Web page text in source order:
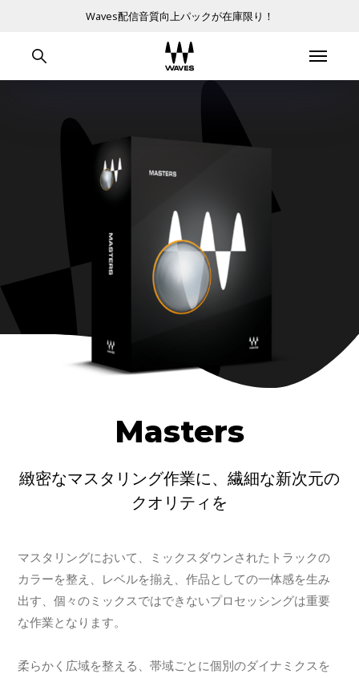
Waves配信音質向上パックが在庫限り！
Masters
緻密なマスタリング作業に、繊細な新次元の
クオリティを
マスタリングにおいて、ミックスダウンされたトラックの
カラーを整え、レベルを揃え、作品としての一体感を生み
出す、個々のミックスではできないプロセッシングは重要
な作業となります。
柔らかく広域を整える、帯域ごとに個別のダイナミクスを